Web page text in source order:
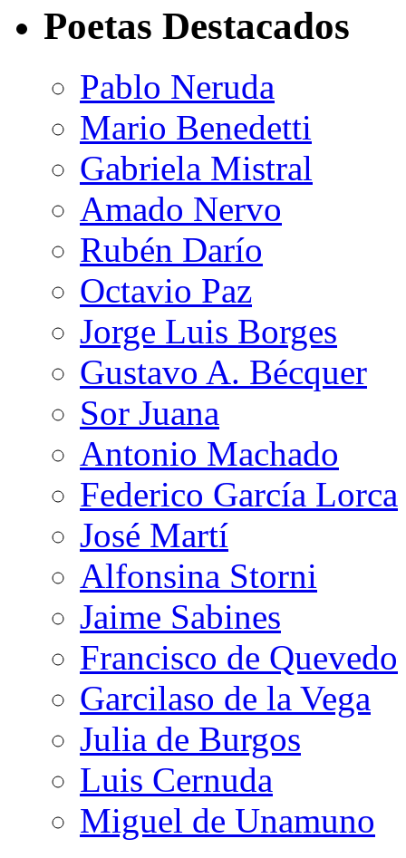
Poetas Destacados
Pablo Neruda
Mario Benedetti
Gabriela Mistral
Amado Nervo
Rubén Darío
Octavio Paz
Jorge Luis Borges
Gustavo A. Bécquer
Sor Juana
Antonio Machado
Federico García Lorca
José Martí
Alfonsina Storni
Jaime Sabines
Francisco de Quevedo
Garcilaso de la Vega
Julia de Burgos
Luis Cernuda
Miguel de Unamuno